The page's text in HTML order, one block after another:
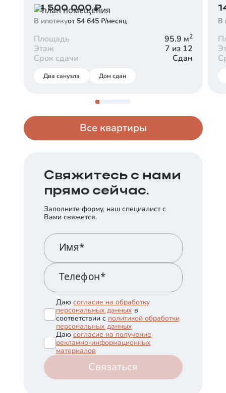
Срок
30 лет
Платеж в месяц
от154 507
14 500 000₽
В ипотекуот 54 645 ₽/месяц
Площадь 95.9 м2
Этаж
7 из 12
Срок сдачи
Сдан
Два санузла Дом сдан
В
Все квартиры
Свяжитесь с нами
прямо сейчас.
Заполните форму, наш специалист с
Вами свяжется.
Имя*
Телефон*
Даю согласие на обработку
персональных данных в
соответствии с политикой обработки
персональных данных
Даю согласие на получение
рекламно-информационных
материалов
Связаться